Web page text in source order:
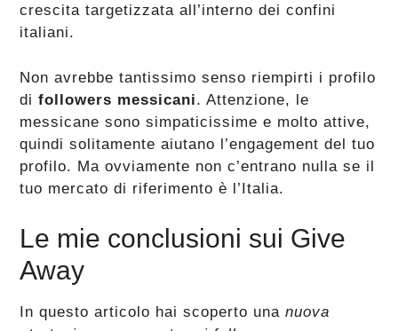
crescita targetizzata all’interno dei confini
italiani.
Non avrebbe tantissimo senso riempirti i profilo
difollowers messicani. Attenzione, le
messicane sono simpaticissime e molto attive,
quindi solitamente aiutano l’engagement del tuo
profilo. Ma ovviamente non c’entrano nulla se il
tuo mercato di riferimento è l’Italia.
Le mie conclusioni sui Give
Away
In questo articolo hai scoperto unanuova